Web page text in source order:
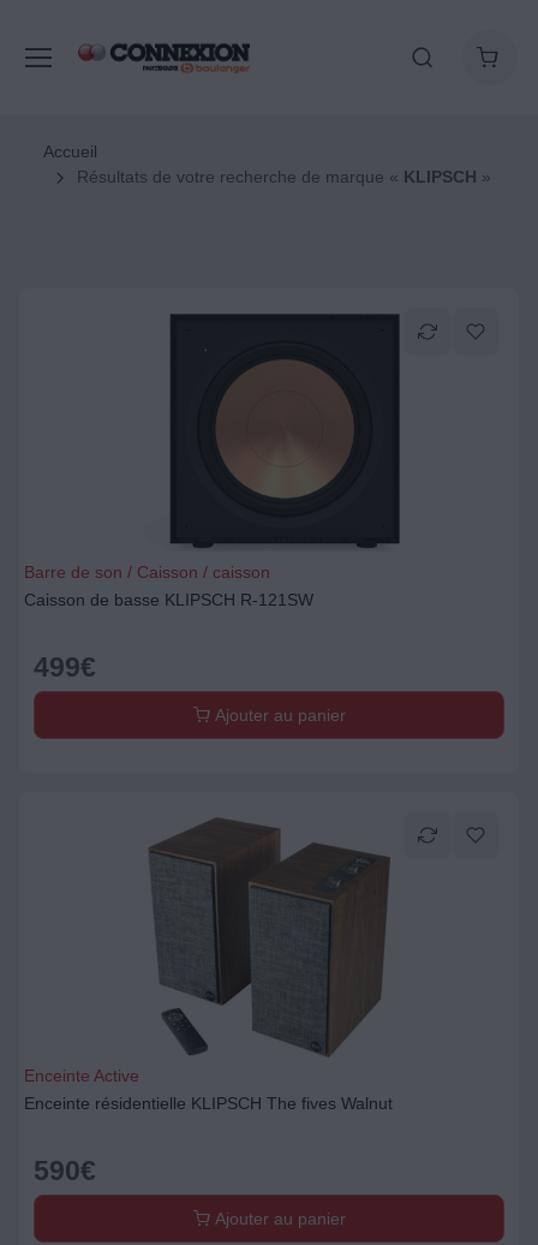
Accueil
Résultats de votre recherche de marque « KLIPSCH »
Barre de son / Caisson / caisson
Caisson de basse KLIPSCH R-121SW
499€
Ajouter au panier
Enceinte Active
Enceinte résidentielle KLIPSCH The fives Walnut
590€
Ajouter au panier